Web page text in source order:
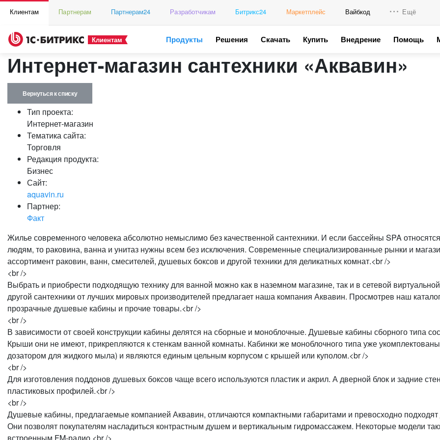
Клиентам Партнерам Партнерам24 Разработчикам Битрикс24 Маркетплейс Вайбкод Ещё
Клиентам Продукты Решения Скачать Купить Внедрение Помощь
Интернет-магазин сантехники «Аквавин»
Вернуться к списку
Тип проекта:
Интернет-магазин
Тематика сайта:
Торговля
Редакция продукта:
Бизнес
Сайт:
aquavin.ru
Партнер:
Факт
Жилье современного человека абсолютно немыслимо без качественной сантехники. И если бассейны SPA
людям, то раковина, ванна и унитаз нужны всем без исключения. Современные специализированные рынки и
ассортимент раковин, ванн, смесителей, душевых боксов и другой техники для деликатных комнат.<br />
<br />
Выбрать и приобрести подходящую технику для ванной можно как в наземном магазине, так и в сетевой
другой сантехники от лучших мировых производителей предлагает наша компания Аквавин. Просмотрев наш
прозрачные душевые кабины и прочие товары.<br />
<br />
В зависимости от своей конструкции кабины делятся на сборные и моноблочные. Душевые кабины сборного типа
Крыши они не имеют, прикрепляются к стенкам ванной комнаты. Кабинки же моноблочного типа уже
дозатором для жидкого мыла) и являются единым цельным корпусом с крышей или куполом.<br />
<br />
Для изготовления поддонов душевых боксов чаще всего используются пластик и акрил. А дверной блок и задние
пластиковых профилей.<br />
<br />
Душевые кабины, предлагаемые компанией Аквавин, отличаются компактными габаритами и превосходно подходят
Они позволят покупателям насладиться контрастным душем и вертикальным гидромассажем. Некоторые модели